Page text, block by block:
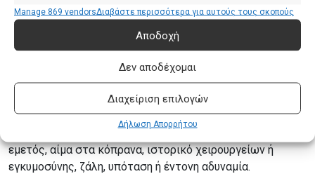
Manage 869 vendorsΔιαβάστε περισσότερα για αυτούς τους σκοπούς
Αποδοχή
Δεν αποδέχομαι
Διαχείριση επιλογών
Δήλωση Απορρήτου
ένδειξη, φαρμακευτική αγωγή, υποστηρικτικά μέτρα,
ενυδάτωση, αναλγησία ή εισαγωγή στο νοσοκομείο για
παρακολούθηση.
Πότε πρέπει να απευθυνθώ άμεσα σε
γιατρό;
Χρειάζεται άμεση ιατρική αξιολόγηση όταν ο πόνος είναι
έντονος και δεν υποχωρεί, όταν υπάρχει πυρετός ή ρίγος,
εμετός, αίμα στα κόπρανα, ιστορικό χειρουργείων ή
εγκυμοσύνης, ζάλη, υπόταση ή έντονη αδυναμία.